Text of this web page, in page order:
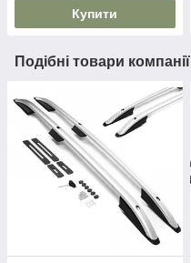
Купити
Подібні товари компанії